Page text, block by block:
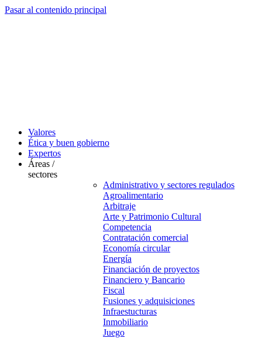
Pasar al contenido principal
Valores
Ética y buen gobierno
Expertos
Áreas /
sectores
Administrativo y sectores regulados
Agroalimentario
Arbitraje
Arte y Patrimonio Cultural
Competencia
Contratación comercial
Economía circular
Energía
Financiación de proyectos
Financiero y Bancario
Fiscal
Fusiones y adquisiciones
Infraestucturas
Inmobiliario
Juego